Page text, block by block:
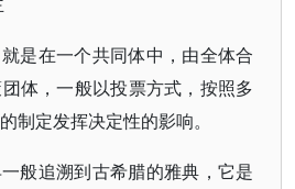
是在一个共同体中，由全体合
体，一般以投票方式，按照多
制定发挥决定性的影响。
般追溯到古希腊的雅典，它是